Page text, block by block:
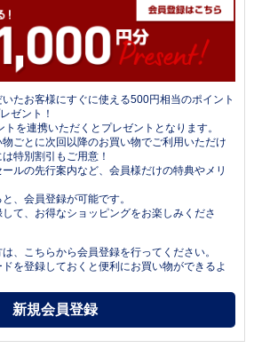
たお客様にすぐに使える500円相当のポイント
ゼント！
を連携いただくとプレゼントとなります。
ごとに次回以降のお買い物でご利用いただけ
特別割引もご用意！
ルの先行案内など、会員様だけの特典やメリ
、会員登録が可能です。
て、お得なショッピングをお楽しみくださ
、こちらから会員登録を行ってください。
を登録しておくと便利にお買い物ができるよ